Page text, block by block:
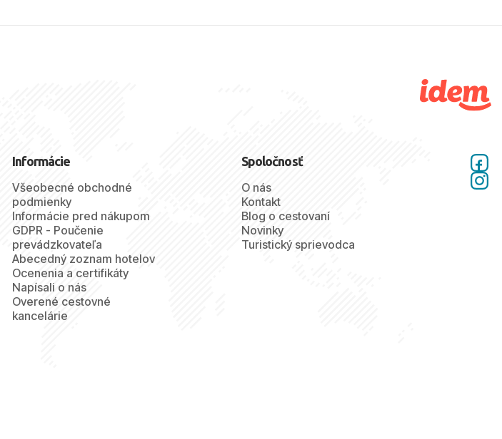
Informácie
Všeobecné obchodné
podmienky
Informácie pred nákupom
GDPR - Poučenie
prevádzkovateľa
Abecedný zoznam hotelov
Ocenenia a certifikáty
Napísali o nás
Overené cestovné
kancelárie
Spoločnosť
O nás
Kontakt
Blog o cestovaní
Novinky
Turistický sprievodca